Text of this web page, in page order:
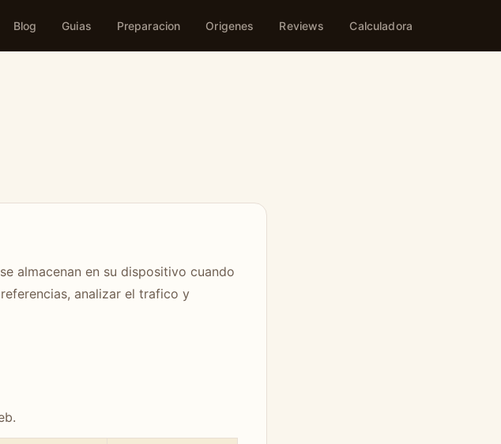
Blog Guias Preparacion Origenes Reviews Calculadora
almacenan en su dispositivo cuando
analizar el trafico y